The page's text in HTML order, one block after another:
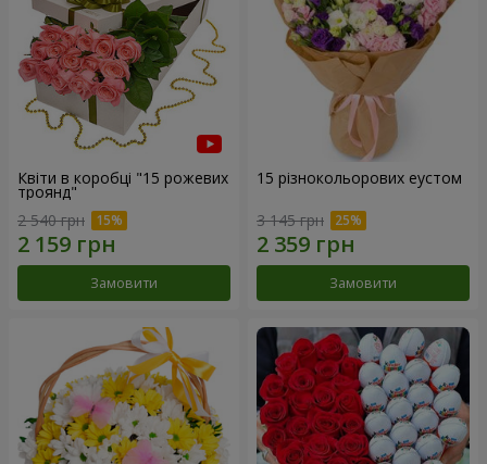
Квіти в коробці "15 рожевих
троянд"
2 540 грн
Замовити
15 різнокольорових еустом
3 145 грн
Замовити